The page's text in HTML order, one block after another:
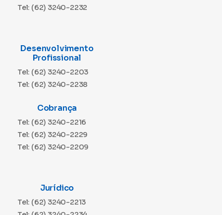
Tel: (62) 3240-2232
Desenvolvimento
Profissional
Tel: (62) 3240-2203
Tel: (62) 3240-2238
Cobrança
Tel: (62) 3240-2216
Tel: (62) 3240-2229
Tel: (62) 3240-2209
Jurídico
Tel: (62) 3240-2213